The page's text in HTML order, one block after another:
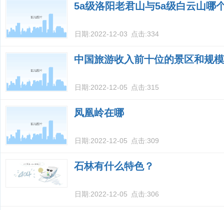
5a级洛阳老君山与5a级白云山哪
日期:2022-12-03 点击:334
中国旅游收入前十位的景区和规
日期:2022-12-05 点击:315
凤凰岭在哪
日期:2022-12-05 点击:309
石林有什么特色？
日期:2022-12-05 点击:306